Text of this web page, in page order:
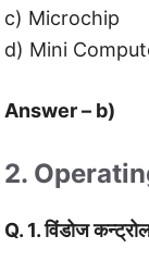
c) Microchip
d) Mini
Answer – b)
2.
Q. 1. विंडोज